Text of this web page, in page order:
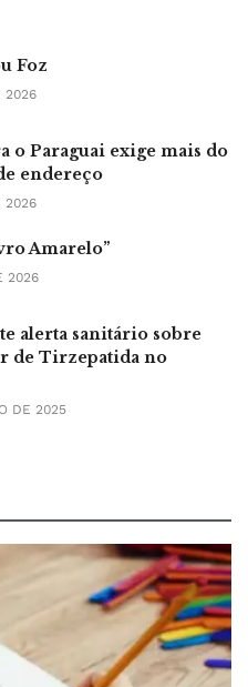
Foz
2026
o Paraguai exige mais do
endereço
2026
Amarelo”
2026
alerta sanitário sobre
de Tirzepatida no
DE 2025